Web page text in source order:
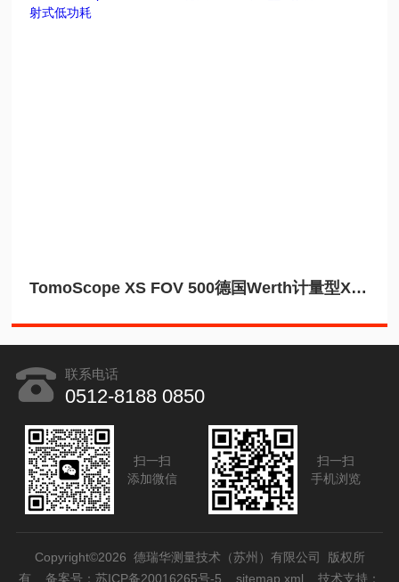
TomoScope XS FOV 500德国Werth计量型X射线工业CT透射式低功耗
联系电话
0512-8188 0850
扫一扫
添加微信
扫一扫
手机浏览
Copyright©2026 德瑞华测量技术（苏州）有限公司 版权所
有 备案号：苏ICP备20016265号-5 sitemap.xml 技术支持：